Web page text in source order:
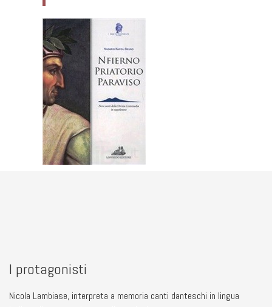
I protagonisti
Nicola Lambiase, interpreta a memoria canti danteschi in lingua